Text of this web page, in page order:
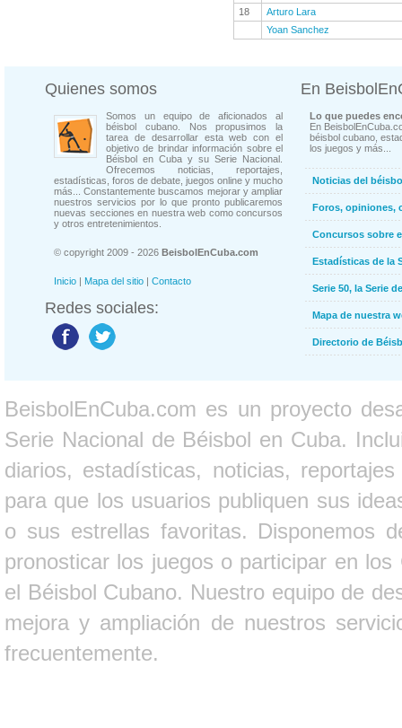
18
Arturo Lara
Yoan Sanchez
Quienes somos
Somos un equipo de aficionados al
béisbol cubano. Nos propusimos la
tarea de desarrollar esta web con el
objetivo de brindar información sobre el
Béisbol en Cuba y su Serie Nacional.
Ofrecemos noticias, reportajes,
estadísticas, foros de debate, juegos online y mucho
más... Constantemente buscamos mejorar y ampliar
nuestros servicios por lo que pronto publicaremos
nuevas secciones en nuestra web como concursos
y otros entretenimientos.
© copyright 2009 - 2026 BeisbolEnCuba.com
Inicio | Mapa del sitio | Contacto
Redes sociales:
En
Lo que puedes
En
béisbol cubano,
los juegos y más...
Noticias del
Foros, opiniones,
Concursos sobre
Estadísticas de la
Serie 50, la Serie
Mapa de nuestra
Directorio de
BeisbolEnCuba.com es un proyecto
Serie Nacional de Béisbol en Cuba.
diarios, estadísticas, noticias,
para que los usuarios publiquen sus
o sus estrellas favoritas. Disponemos
pronosticar los juegos o participar en
el Béisbol Cubano. Nuestro equipo de
mejora y ampliación de nuestros
frecuentemente.